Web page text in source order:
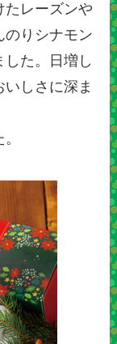
たレーズンや
のりシナモン
た。日増し
しさに深ま